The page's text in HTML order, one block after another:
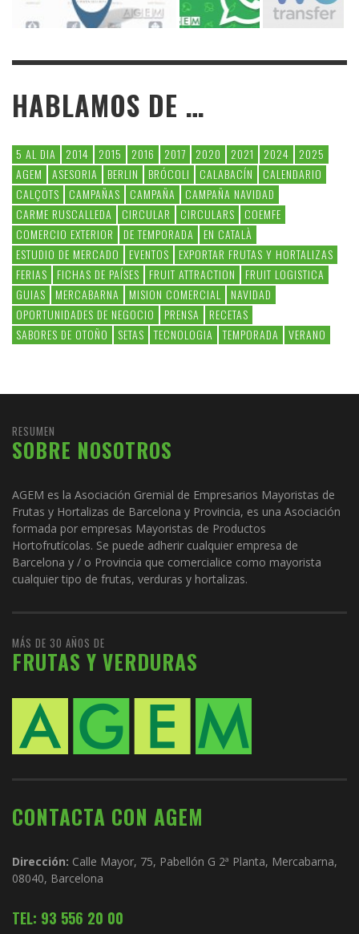
HABLAMOS DE …
5 AL DIA 2014 2015 2016 2017 2020 2021 2024
2025
AGEM
ASESORIA BERLIN BRÓCOLI CALABACÍN
CALENDARIO
CALÇOTS
CAMPAÑAS CAMPAÑA
CAMPAÑA NAVIDAD
CARME RUSCALLEDA
CIRCULAR CIRCULARS
COEMFE
COMERCIO EXTERIOR
DE TEMPORADA
EN CATALÀ
ESTUDIO DE MERCADO
EVENTOS
EXPORTAR FRUTAS Y HORTALIZAS
FERIAS
FICHAS DE PAÍSES FRUIT ATTRACTION
FRUIT LOGISTICA
GUIAS
MERCABARNA MISION COMERCIAL
NAVIDAD
OPORTUNIDADES DE NEGOCIO
PRENSA
RECETAS
SABORES DE OTOÑO
SETAS TECNOLOGIA TEMPORADA VERANO
RESUMEN
SOBRE NOSOTROS
AGEM es la Asociación Gremial de Empresarios Mayoristas de
Frutas y Hortalizas de Barcelona y Provincia, es una Asociación
formada por empresas Mayoristas de Productos
Hortofrutícolas. Se puede adherir cualquier empresa de
Barcelona y / o Provincia que comercialice como mayorista
cualquier tipo de frutas, verduras y hortalizas.
MÁS DE 30 AÑOS DE
FRUTAS Y VERDURAS
CONTACTA CON AGEM
Dirección: Calle Mayor, 75, Pabellón G 2ª Planta, Mercabarna,
08040, Barcelona
TEL: 93 556 20 00